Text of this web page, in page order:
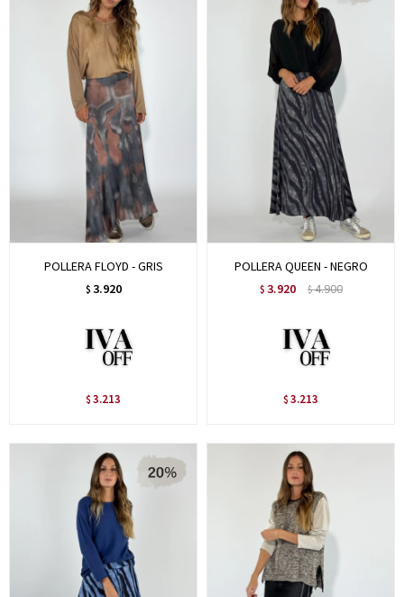
POLLERA FLOYD - GRIS
$ 3.920
$ 3.213
POLLERA QUEEN - NEGRO
$ 3.920 $4.900
$ 3.213